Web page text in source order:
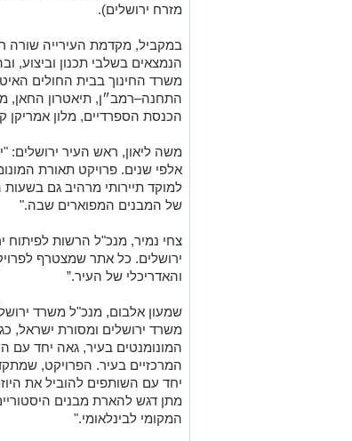
מזרח ירושלים).
במקביל, מקדמת העירייה שורה
הנמצאים בשלבי תכנון
משרד החינוך בבית החולים
התחנה–רמב״ן, תיאטרון החאן,
הכנסת הספרדיים, מלון אמריקן
משה ליאון, ראש העיר ירושלים:
אלפי שנים. פרויקט תאורת
למוקד תיירותי מרהיב גם בשעות
של המבנים המפוארים שבה."
צחי נמיר, מנכ"ל הרשות לפיתוח
ירושלים. כל אתר שמצטרף
והאדריכלי של העיר.”
שמעון אלבום, מנכ"ל משרד
משרד ירושלים ומסורת ישראל,
המונומנטים בעיר, גאה יחד עם
המרכזיים בעיר. הפרויקט,
יחד עם השותפים להוביל את
מתן דגש להארת מבנים
המקומי לבינלאומי."